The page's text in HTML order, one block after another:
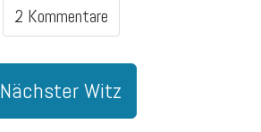
2 Kommentare
Nächster Witz